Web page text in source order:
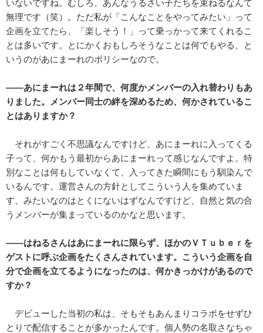
いないですね。むしろ、あんなうるさい子たちを束ねるなんて
無理です（笑）。ただ私が「こんなことをやってみたい」って
企画を立てたら、「楽しそう！」って乗っかって来てくれるこ
とは多いです。とにかくおもしろそうなことは何でもやる、と
いうのがあにまーれのポリシーなので。
――あにまーれは２年間で、何度かメンバーの入れ替わりもあ
りました。メンバー同士の絆を深めるため、何かされているこ
とはありますか？
それがすごく不思議なんですけど、あにまーれに入ってくる
子って、何かもう最初からあにまーれって感じなんですよ。特
別なことは何もしていなくて、入ってきた瞬間にもう馴染んで
いるんです。運営さんの方針としてこういう人を集めていま
す、みたいなのはとくにないはずなんですけど、自然と気の合
うメンバーが集まっているのかなと思います。
――はねるさんはあにまーれに限らず、ほかのＶＴｕｂｅｒを
ゲストに呼ぶ企画をたくさんされています。こういう企画を自
分で企画を立てるようになったのは、何かきっかけがあるので
すか？
デビューした当初の私は、そもそもあんまりコラボをせずひ
とりで配信することが多かったんです。個人勢の名取さなちゃ